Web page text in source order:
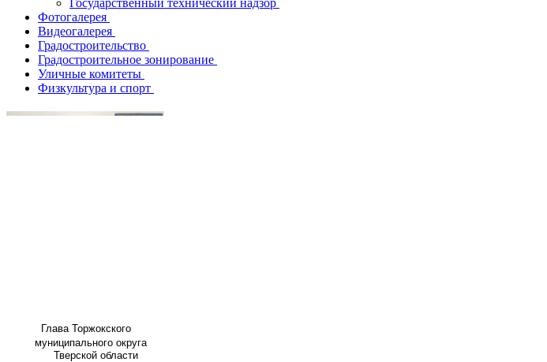
Фотогалерея
Видеогалерея
Градостроительство
Градостроительное зонирование
Уличные комитеты
Физкультура и спорт
Глава Торжокского
муниципального округа
Тверской области